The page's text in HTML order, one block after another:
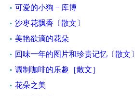
可爱的小狗－库博
沙枣花飘香〔散文〕
美艳欲滴的花朵
回味一年的图片和珍贵记忆〔散文〕
调制咖啡的乐趣［散文］
花朵之美